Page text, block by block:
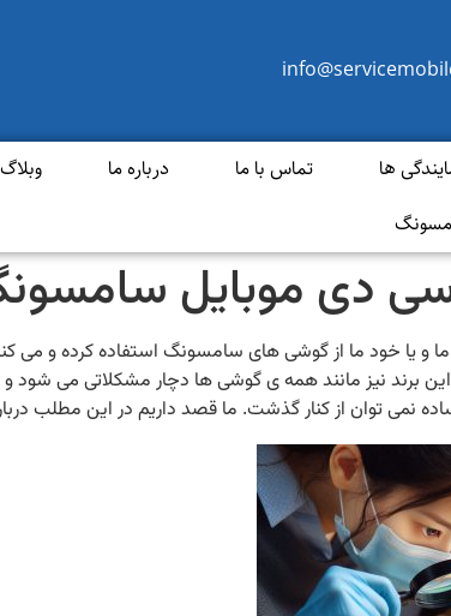
ها تماس با ما درباره ما
وبلاگ
دی موبایل
ما و یا خود ما از گوشی های سامسونگ استفاده کرده
برند نیز مانند همه ی گوشی ها دچار مشکلاتی می
نمی توان از کنار گذشت. ما قصد داریم در این مطلب